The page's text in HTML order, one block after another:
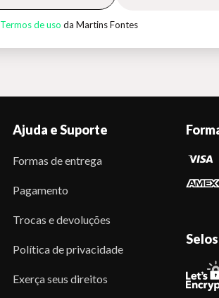
Termos de uso da Martins Fontes
Ajuda e Suporte
Formas de entrega
Pagamento
Trocas e devoluções
Política de privacidade
Exerça seus direitos